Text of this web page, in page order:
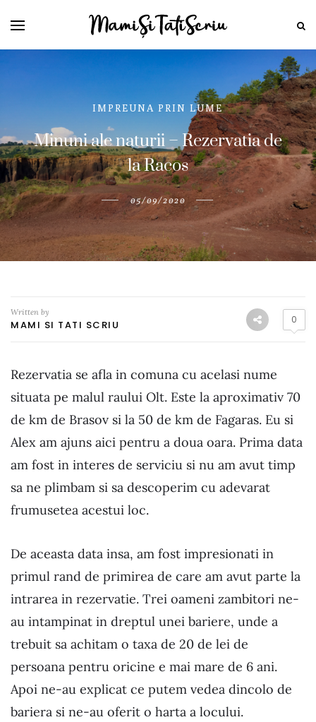
IMPREUNA PRIN LUME
Minuni ale naturii – Rezervatia de
la Racos
05/09/2020
Written by
MAMI SI TATI SCRIU 0
Rezervatia se afla in comuna cu acelasi nume
situata pe malul raului Olt. Este la aproximativ 70
de km de Brasov si la 50 de km de Fagaras. Eu si
Alex am ajuns aici pentru a doua oara. Prima data
am fost in interes de serviciu si nu am avut timp
sa ne plimbam si sa descoperim cu adevarat
frumusetea acestui loc.
De aceasta data insa, am fost impresionati in
primul rand de primirea de care am avut parte la
intrarea in rezervatie. Trei oameni zambitori ne-
au intampinat in dreptul unei bariere, unde a
trebuit sa achitam o taxa de 20 de lei de
persoana pentru oricine e mai mare de 6 ani.
Apoi ne-au explicat ce putem vedea dincolo de
bariera si ne-au oferit o harta a locului.